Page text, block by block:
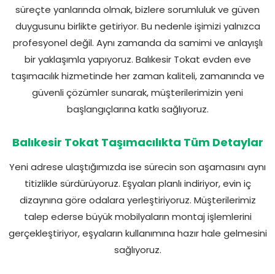
süreçte yanlarında olmak, bizlere sorumluluk ve güven
duygusunu birlikte getiriyor. Bu nedenle işimizi yalnızca
profesyonel değil. Aynı zamanda da samimi ve anlayışlı
bir yaklaşımla yapıyoruz. Balıkesir Tokat evden eve
taşımacılık hizmetinde her zaman kaliteli, zamanında ve
güvenli çözümler sunarak, müşterilerimizin yeni
başlangıçlarına katkı sağlıyoruz.
Balıkesir Tokat Taşımacılıkta Tüm Detaylar
Yeni adrese ulaştığımızda ise sürecin son aşamasını aynı
titizlikle sürdürüyoruz. Eşyaları planlı indiriyor, evin iç
dizaynına göre odalara yerleştiriyoruz. Müşterilerimiz
talep ederse büyük mobilyaların montaj işlemlerini
gerçekleştiriyor, eşyaların kullanımına hazır hale gelmesini
sağlıyoruz.